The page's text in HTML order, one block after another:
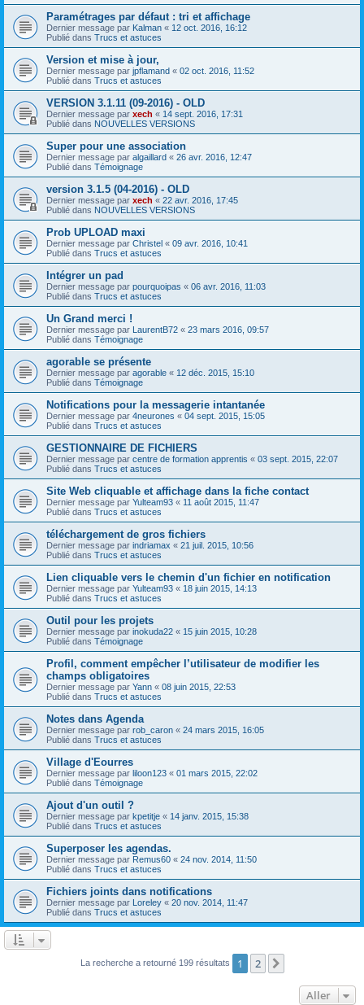
Paramétrages par défaut : tri et affichage
Dernier message par Kalman « 12 oct. 2016, 16:12
Publié dans Trucs et astuces
Version et mise à jour,
Dernier message par jpflamand « 02 oct. 2016, 11:52
Publié dans Trucs et astuces
VERSION 3.1.11 (09-2016) - OLD
Dernier message par xech « 14 sept. 2016, 17:31
Publié dans NOUVELLES VERSIONS
Super pour une association
Dernier message par algaillard « 26 avr. 2016, 12:47
Publié dans Témoignage
version 3.1.5 (04-2016) - OLD
Dernier message par xech « 22 avr. 2016, 17:45
Publié dans NOUVELLES VERSIONS
Prob UPLOAD maxi
Dernier message par Christel « 09 avr. 2016, 10:41
Publié dans Trucs et astuces
Intégrer un pad
Dernier message par pourquoipas « 06 avr. 2016, 11:03
Publié dans Trucs et astuces
Un Grand merci !
Dernier message par LaurentB72 « 23 mars 2016, 09:57
Publié dans Témoignage
agorable se présente
Dernier message par agorable « 12 déc. 2015, 15:10
Publié dans Témoignage
Notifications pour la messagerie intantanée
Dernier message par 4neurones « 04 sept. 2015, 15:05
Publié dans Trucs et astuces
GESTIONNAIRE DE FICHIERS
Dernier message par centre de formation apprentis « 03 sept. 2015, 22:07
Publié dans Trucs et astuces
Site Web cliquable et affichage dans la fiche contact
Dernier message par Yulteam93 « 11 août 2015, 11:47
Publié dans Trucs et astuces
téléchargement de gros fichiers
Dernier message par indriamax « 21 juil. 2015, 10:56
Publié dans Trucs et astuces
Lien cliquable vers le chemin d'un fichier en notification
Dernier message par Yulteam93 « 18 juin 2015, 14:13
Publié dans Trucs et astuces
Outil pour les projets
Dernier message par inokuda22 « 15 juin 2015, 10:28
Publié dans Témoignage
Profil, comment empêcher l’utilisateur de modifier les
champs obligatoires
Dernier message par Yann « 08 juin 2015, 22:53
Publié dans Trucs et astuces
Notes dans Agenda
Dernier message par rob_caron « 24 mars 2015, 16:05
Publié dans Trucs et astuces
Village d'Eourres
Dernier message par liloon123 « 01 mars 2015, 22:02
Publié dans Témoignage
Ajout d'un outil ?
Dernier message par kpetitje « 14 janv. 2015, 15:38
Publié dans Trucs et astuces
Superposer les agendas.
Dernier message par Remus60 « 24 nov. 2014, 11:50
Publié dans Trucs et astuces
Fichiers joints dans notifications
Dernier message par Loreley « 20 nov. 2014, 11:47
Publié dans Trucs et astuces
La recherche a retourné 199 résultats 1 2
Aller